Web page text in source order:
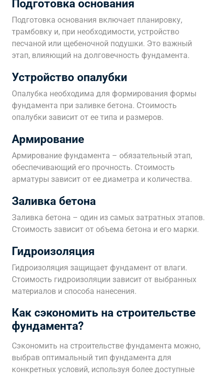
Подготовка основания
Подготовка основания включает планировку,
трамбовку и, при необходимости, устройство
песчаной или щебеночной подушки. Это важный
этап, влияющий на долговечность фундамента.
Устройство опалубки
Опалубка необходима для формирования формы
фундамента при заливке бетона. Стоимость
опалубки зависит от ее типа и размеров.
Армирование
Армирование фундамента – обязательный этап,
обеспечивающий его прочность. Стоимость
арматуры зависит от ее диаметра и количества.
Заливка бетона
Заливка бетона – один из самых затратных этапов.
Стоимость зависит от объема бетона и его марки.
Гидроизоляция
Гидроизоляция защищает фундамент от влаги.
Стоимость гидроизоляции зависит от выбранных
материалов и способа нанесения.
Как сэкономить на строительстве
фундамента?
Сэкономить на строительстве фундамента можно,
выбрав оптимальный тип фундамента для
конкретных условий, используя более доступные